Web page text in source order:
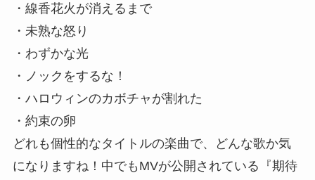
・線香花火が消えるまで
・未熟な怒り
・わずかな光
・ノックをするな！
・ハロウィンのカボチャが割れた
・約束の卵
どれも個性的なタイトルの楽曲で、どんな歌か気
になりますね！中でもMVが公開されている『期待